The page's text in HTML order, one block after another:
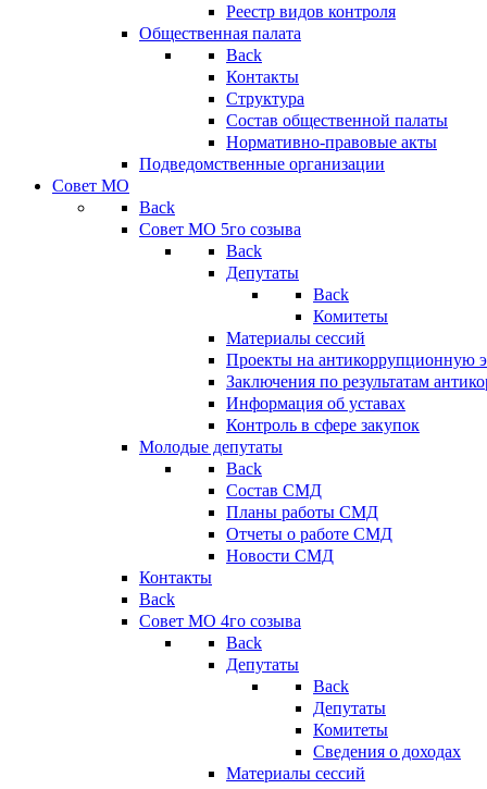
Реестр видов контроля
Общественная палата
Back
Контакты
Структура
Состав общественной палаты
Нормативно-правовые акты
Подведомственные организации
Совет МО
Back
Совет МО 5го созыва
Back
Депутаты
Back
Комитеты
Материалы сессий
Проекты на антикоррупционную
Заключения по результатам
Информация об уставах
Контроль в сфере закупок
Молодые депутаты
Back
Состав СМД
Планы работы СМД
Отчеты о работе СМД
Новости СМД
Контакты
Back
Совет МО 4го созыва
Back
Депутаты
Back
Депутаты
Комитеты
Сведения о доходах
Материалы сессий